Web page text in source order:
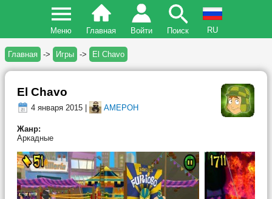
Меню Главная Войти Поиск RU
Главная -> Игры -> El Chavo
El Chavo
4 января 2015 | AMEPOH
Жанр:
Аркадные